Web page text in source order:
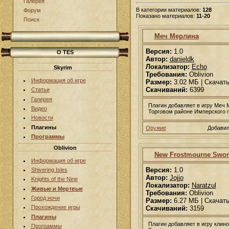
Форум
Поиск
О TES
Skyrim
Информация об игре
Статьи
Галерея
Видео
Новости
Плагины
Программы
Oblivion
Информация об игре
Shivering Isles
Knights of the Nine
Живые и Мертвые
Город ночи
Прохождение игры
Плагины
Программы
В категории материалов: 128
Показано материалов: 11-20
Меч Мерлина
Версия: 1.0
Автор: danieldk
Локализатор: Echo
Требования: Oblivion
Размер: 3.02 МБ | Скачать
Скачиваний:6399
Плагин добавляет в игру Меч
Торговом районе Имперского
Оружие
New Frostmourne
Версия: 1.0
Автор: Jojjo
Локализатор: Naratzul
Требования: Oblivion
Размер: 6.27 МБ | Скачать
Скачиваний:3159
Плагин добавляет в игру